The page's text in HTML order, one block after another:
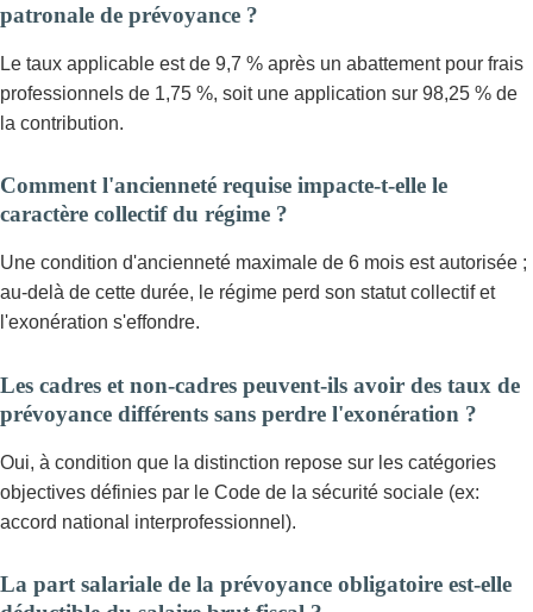
patronale de prévoyance ?
Le taux applicable est de 9,7 % après un abattement pour frais
professionnels de 1,75 %, soit une application sur 98,25 % de
la contribution.
Comment l'ancienneté requise impacte-t-elle le
caractère collectif du régime ?
Une condition d'ancienneté maximale de 6 mois est autorisée ;
au-delà de cette durée, le régime perd son statut collectif et
l'exonération s'effondre.
Les cadres et non-cadres peuvent-ils avoir des taux de
prévoyance différents sans perdre l'exonération ?
Oui, à condition que la distinction repose sur les catégories
objectives définies par le Code de la sécurité sociale (ex:
accord national interprofessionnel).
La part salariale de la prévoyance obligatoire est-elle